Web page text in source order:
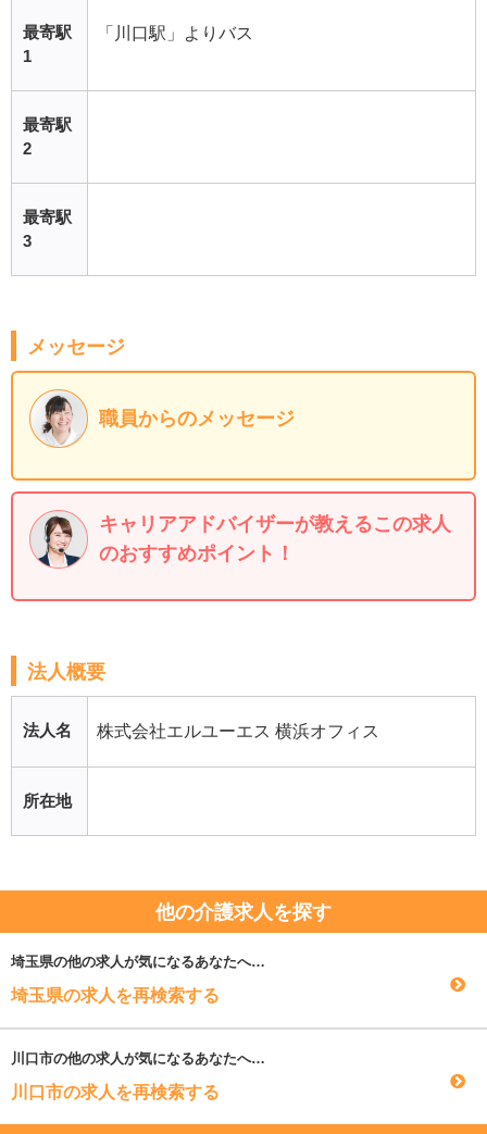
最寄駅
1
「川口駅」よりバス
最寄駅
2
最寄駅
3
メッセージ
職員からのメッセージ
キャリアアドバイザーが教えるこの求人
のおすすめポイント！
法人概要
法人名 株式会社エルユーエス 横浜オフィス
所在地
他の介護求人を探す
埼玉県の他の求人が気になるあなたへ…
埼玉県の求人を再検索する
川口市の他の求人が気になるあなたへ…
川口市の求人を再検索する